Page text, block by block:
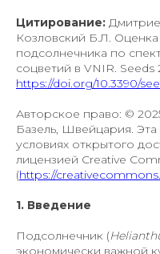
Цитирование:
Козловский Б.Л.
подсолнечника по
соцветий в VNIR. Seeds
https://doi.org/10.3390/
Авторское право: ©
Базель, Швейцария. Эта
условиях открытого
лицензией Creative
(https://
1. Введение
Подсолнечник (
экономически важной